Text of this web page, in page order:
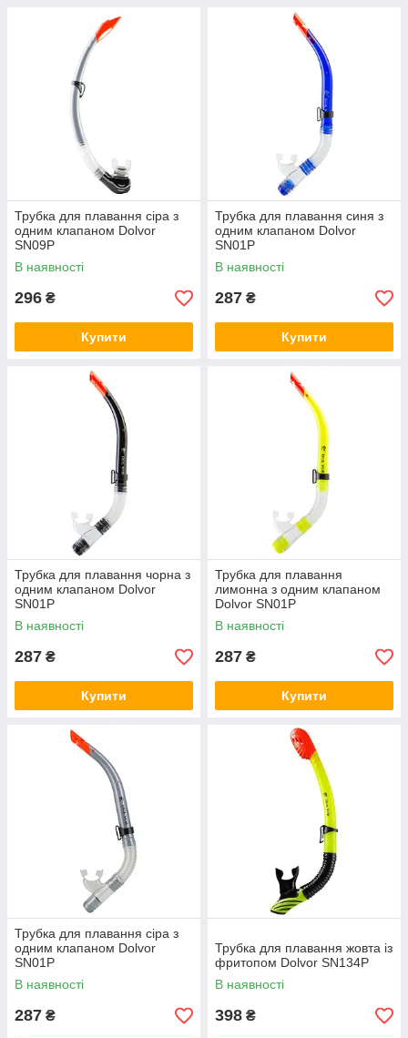
Трубка для плавання сіра з
одним клапаном Dolvor
SN09P
В наявності
296 ₴
Купити
Трубка для плавання синя з
одним клапаном Dolvor
SN01Р
В наявності
287 ₴
Купити
Трубка для плавання чорна з
одним клапаном Dolvor
SN01Р
В наявності
287 ₴
Купити
Трубка для плавання
лимонна з одним клапаном
Dolvor SN01Р
В наявності
287 ₴
Купити
Трубка для плавання сіра з
одним клапаном Dolvor
SN01Р
В наявності
287 ₴
Трубка для плавання жовта із
фритопом Dolvor SN134Р
В наявності
398 ₴